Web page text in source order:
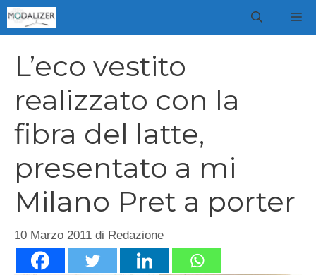
Vai
al
L’eco vestito
realizzato con la
fibra del latte,
presentato a mi
Milano Pret a porter
10 Marzo 2011 di Redazione